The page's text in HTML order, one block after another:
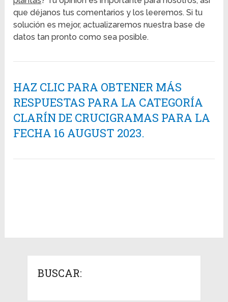
que déjanos tus comentarios y los leeremos. Si tu
solución es mejor, actualizaremos nuestra base de
datos tan pronto como sea posible.
HAZ CLIC PARA OBTENER MÁS
RESPUESTAS PARA LA CATEGORÍA
CLARÍN DE CRUCIGRAMAS PARA LA
FECHA 16 AUGUST 2023.
BUSCAR: